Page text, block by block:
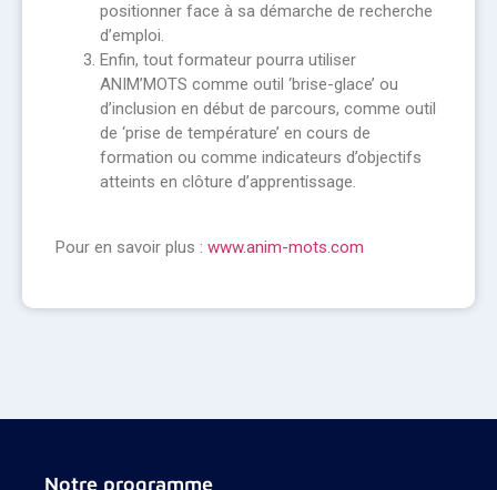
positionner face à sa démarche de recherche
d’emploi.
Enfin, tout formateur pourra utiliser
ANIM’MOTS comme outil ‘brise-glace’ ou
d’inclusion en début de parcours, comme outil
de ‘prise de température’ en cours de
formation ou comme indicateurs d’objectifs
atteints en clôture d’apprentissage.
Pour en savoir plus : www.anim-mots.com
Notre programme